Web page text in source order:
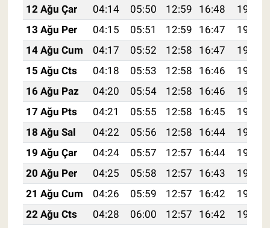
12 Ağu Çar
04:14 05:50 12:59 16:48
19:57
13 Ağu Per
04:15 05:51 12:59 16:47
19:56
14 Ağu Cum
04:17 05:52 12:58 16:47
19:55
15 Ağu Cts
04:18 05:53 12:58 16:46
19:53
16 Ağu Paz
04:20 05:54 12:58 16:46
19:52
17 Ağu Pts
04:21 05:55 12:58 16:45
19:51
18 Ağu Sal
04:22 05:56 12:58 16:44
19:49
19 Ağu Çar
04:24 05:57 12:57 16:44
19:48
20 Ağu Per
04:25 05:58 12:57 16:43
19:46
21 Ağu Cum
04:26 05:59 12:57 16:42
19:45
22 Ağu Cts
04:28 06:00 12:57 16:42
19:44